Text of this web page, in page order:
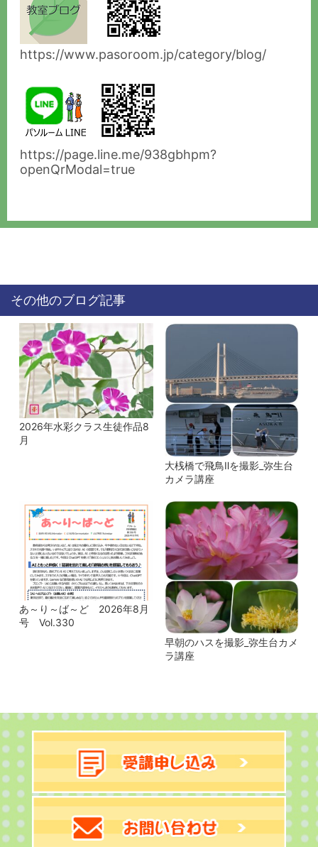
https://www.pasoroom.jp/category/blog/
https://page.line.me/938gbhpm?
openQrModal=true
その他のブログ記事
2026年水彩クラス生徒作品8
月
大桟橋で飛鳥Ⅱを撮影_弥生台
カメラ講座
あ～り～ば～ど 2026年8月
号 Vol.330
早朝のハスを撮影_弥生台カメ
ラ講座